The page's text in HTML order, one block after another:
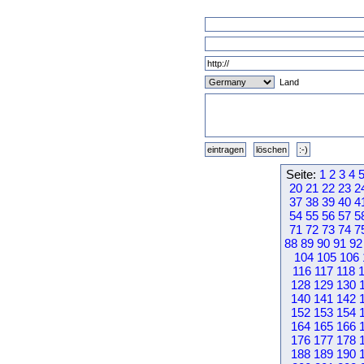
Land
Seite: 1 2 3 4 5
20 21 22 23
37 38 39 40
54 55 56 57
71 72 73 74
88 89 90 91 92
104 105 106
116 117 118
128 129 130
140 141 142
152 153 154
164 165 166
176 177 178
188 189 190